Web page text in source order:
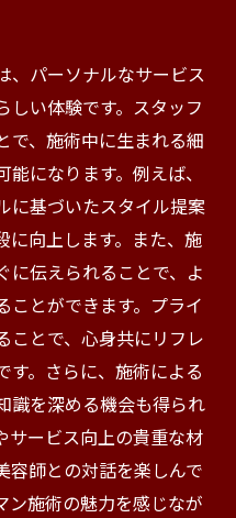
、パーソナルなサービス
しい体験です。スタッフ
で、施術中に生まれる細
になります。例えば、
に基づいたスタイル提案
に向上します。また、施
に伝えられることで、よ
ことができます。プライ
ことで、心身共にリフレ
す。さらに、施術による
識を深める機会も得られ
サービス向上の貴重な材
容師との対話を楽しんで
ン施術の魅力を感じなが